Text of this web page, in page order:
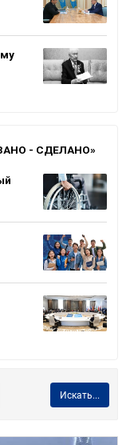
- СДЕЛАНО»
Искать...